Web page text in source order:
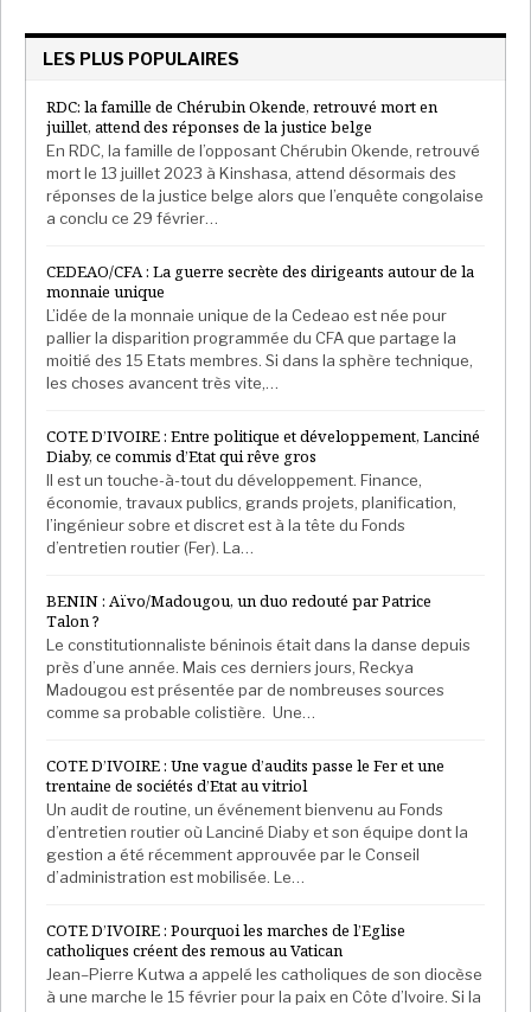
LES PLUS POPULAIRES
RDC: la famille de Chérubin Okende, retrouvé mort en
juillet, attend des réponses de la justice belge
En RDC, la famille de l’opposant Chérubin Okende, retrouvé
mort le 13 juillet 2023 à Kinshasa, attend désormais des
réponses de la justice belge alors que l’enquête congolaise
a conclu ce 29 février…
CEDEAO/CFA : La guerre secrète des dirigeants autour de la
monnaie unique
L’idée de la monnaie unique de la Cedeao est née pour
pallier la disparition programmée du CFA que partage la
moitié des 15 Etats membres. Si dans la sphère technique,
les choses avancent très vite,…
COTE D’IVOIRE : Entre politique et développement, Lanciné
Diaby, ce commis d’Etat qui rêve gros
Il est un touche-à-tout du développement. Finance,
économie, travaux publics, grands projets, planification,
l’ingénieur sobre et discret est à la tête du Fonds
d’entretien routier (Fer). La…
BENIN : Aïvo/Madougou, un duo redouté par Patrice
Talon ?
Le constitutionnaliste béninois était dans la danse depuis
près d’une année. Mais ces derniers jours, Reckya
Madougou est présentée par de nombreuses sources
comme sa probable colistière. Une…
COTE D’IVOIRE : Une vague d’audits passe le Fer et une
trentaine de sociétés d’Etat au vitriol
Un audit de routine, un événement bienvenu au Fonds
d’entretien routier où Lanciné Diaby et son équipe dont la
gestion a été récemment approuvée par le Conseil
d’administration est mobilisée. Le…
COTE D’IVOIRE : Pourquoi les marches de l’Eglise
catholiques créent des remous au Vatican
Jean–Pierre Kutwa a appelé les catholiques de son diocèse
à une marche le 15 février pour la paix en Côte d’Ivoire. Si la